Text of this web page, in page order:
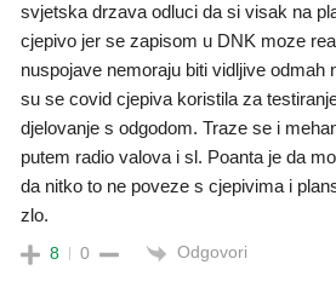
svjetska drzava odluci da si visak na
cjepivo jer se zapisom u DNK moze
nuspojave nemoraju biti vidljive odmah
su se covid cjepiva koristila za
djelovanje s odgodom. Traze se i
putem radio valova i sl. Poanta je da
da nitko to ne poveze s cjepivima i
zlo.
8 0 Odgovori